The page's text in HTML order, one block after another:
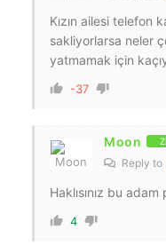
Kızın ailesi telefon
sakliyorlarsa neler
yatmamak için
-37
Moon
Reply to
Haklısınız bu adam
4